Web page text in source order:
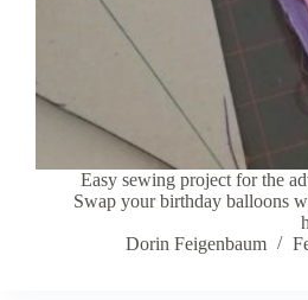
Easy sewing project for the
Swap your birthday balloons
Dorin Feigenbaum